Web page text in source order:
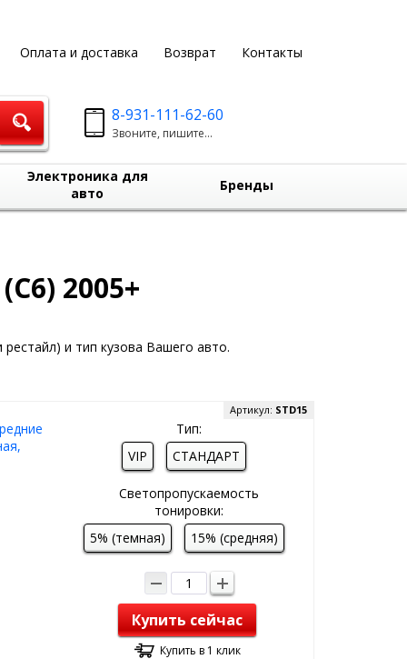
Оплата и доставка Возврат Контакты
8-931-111-62-60
Звоните, пишите...
Электроника для
авто
Бренды
2005+
и тип кузова Вашего авто.
Артикул: STD15
Тип:
VIP
СТАНДАРТ
Светопропускаемость
тонировки:
5% (темная)
15% (средняя)
Купить сейчас
Купить в 1 клик